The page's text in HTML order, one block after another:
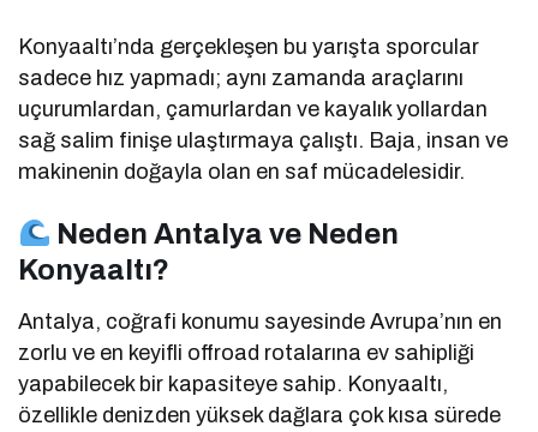
Konyaaltı’nda gerçekleşen bu yarışta sporcular
sadece hız yapmadı; aynı zamanda araçlarını
uçurumlardan, çamurlardan ve kayalık yollardan
sağ salim finişe ulaştırmaya çalıştı. Baja, insan ve
makinenin doğayla olan en saf mücadelesidir.
Neden Antalya ve Neden
Konyaaltı?
Antalya, coğrafi konumu sayesinde Avrupa’nın en
zorlu ve en keyifli offroad rotalarına ev sahipliği
yapabilecek bir kapasiteye sahip. Konyaaltı,
özellikle denizden yüksek dağlara çok kısa sürede